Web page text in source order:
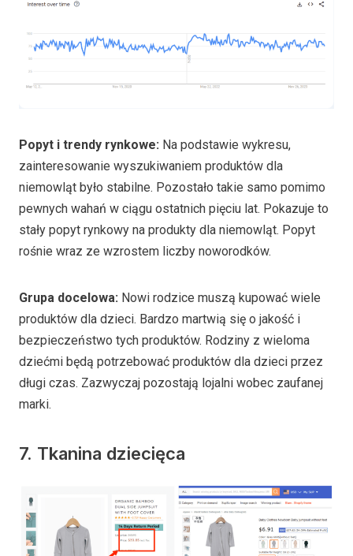
Popyt i trendy rynkowe: Na podstawie wykresu,
zainteresowanie wyszukiwaniem produktów dla
niemowląt było stabilne. Pozostało takie samo pomimo
pewnych wahań w ciągu ostatnich pięciu lat. Pokazuje to
stały popyt rynkowy na produkty dla niemowląt. Popyt
rośnie wraz ze wzrostem liczby noworodków.
Grupa docelowa: Nowi rodzice muszą kupować wiele
produktów dla dzieci. Bardzo martwią się o jakość i
bezpieczeństwo tych produktów. Rodziny z wieloma
dziećmi będą potrzebować produktów dla dzieci przez
długi czas. Zazwyczaj pozostają lojalni wobec zaufanej
marki.
7. Tkanina dziecięca